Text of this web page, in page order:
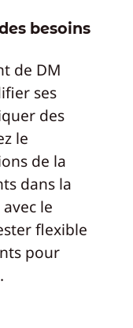
besoins
de DM
ses
des
le
de la
dans la
le
flexible
pour